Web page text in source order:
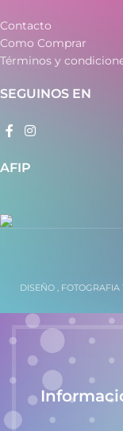
Contacto
Como Comprar
Términos y
SEGUINOS EN
AFIP
DISEÑO , FOTOGRAFIA